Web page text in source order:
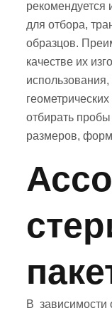
рекомендуется
для отбора,
образцов.
качестве их
отбирать
размеров,
В зависимости